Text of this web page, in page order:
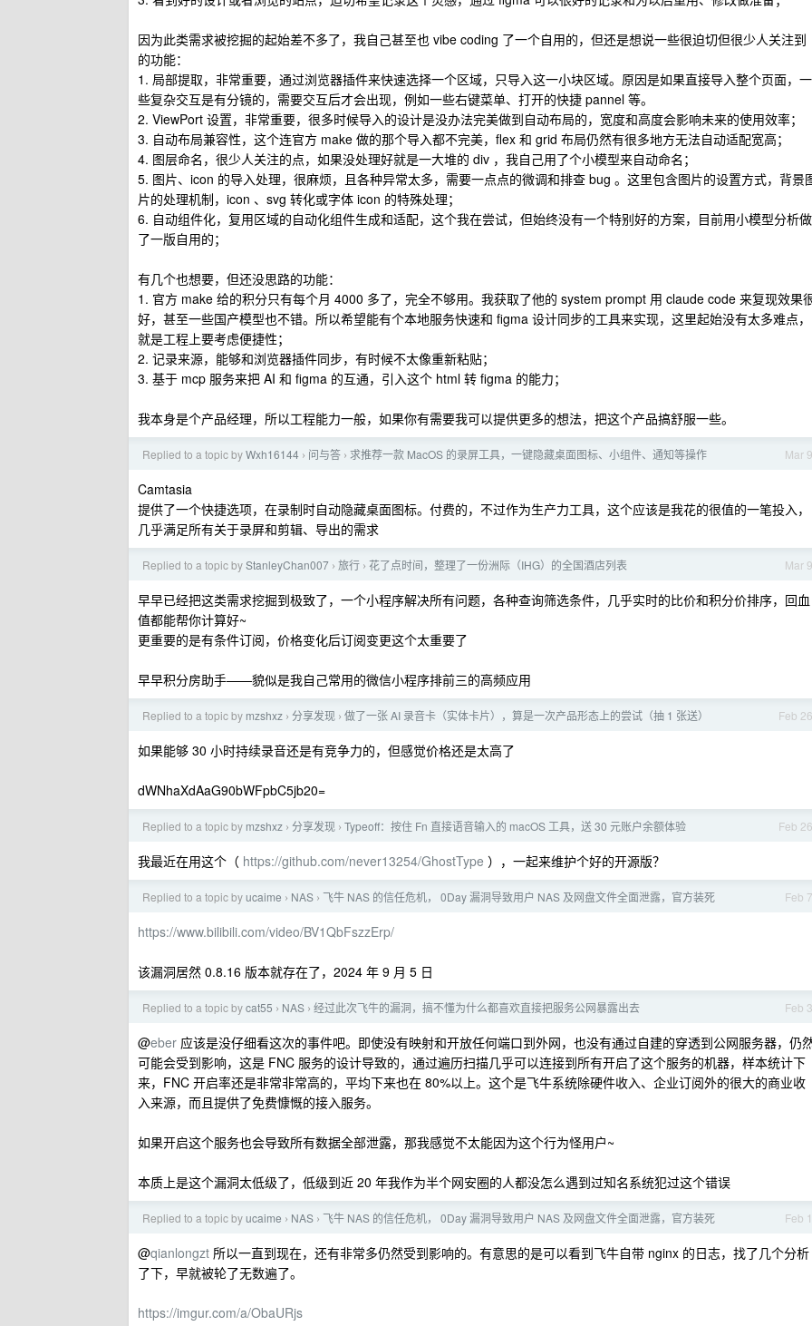
因为此类需求被挖掘的起始差不多了，我自己甚至也 vibe coding 了一个自用的，但还是想说一些很迫切但很少人关注到
的功能：
1. 局部提取，非常重要，通过浏览器插件来快速选择一个区域，只导入这一小块区域。原因是如果直接导入整个页面，一
些复杂交互是有分镜的，需要交互后才会出现，例如一些右键菜单、打开的快捷 pannel 等。
2. ViewPort 设置，非常重要，很多时候导入的设计是没办法完美做到自动布局的，宽度和高度会影响未来的使用效率；
3. 自动布局兼容性，这个连官方 make 做的那个导入都不完美，flex 和 grid 布局仍然有很多地方无法自动适配宽高；
4. 图层命名，很少人关注的点，如果没处理好就是一大堆的 div ，我自己用了个小模型来自动命名；
5. 图片、icon 的导入处理，很麻烦，且各种异常太多，需要一点点的微调和排查 bug 。这里包含图片的设置方式，背景
片的处理机制，icon 、svg 转化或字体 icon 的特殊处理；
6. 自动组件化，复用区域的自动化组件生成和适配，这个我在尝试，但始终没有一个特别好的方案，目前用小模型分析做
了一版自用的；
有几个也想要，但还没思路的功能：
1. 官方 make 给的积分只有每个月 4000 多了，完全不够用。我获取了他的 system prompt 用 claude code 来复现效果
好，甚至一些国产模型也不错。所以希望能有个本地服务快速和 figma 设计同步的工具来实现，这里起始没有太多难点，
就是工程上要考虑便捷性；
2. 记录来源，能够和浏览器插件同步，有时候不太像重新粘贴；
3. 基于 mcp 服务来把 AI 和 figma 的互通，引入这个 html 转 figma 的能力；
我本身是个产品经理，所以工程能力一般，如果你有需要我可以提供更多的想法，把这个产品搞舒服一些。
Mar 9
Replied to a topic byWxh16144 › 问与答 › 求推荐一款 MacOS 的录屏工具，一键隐藏桌面图标、小组件、通知等操作
Camtasia
提供了一个快捷选项，在录制时自动隐藏桌面图标。付费的，不过作为生产力工具，这个应该是我花的很值的一笔投入，
几乎满足所有关于录屏和剪辑、导出的需求
Mar 9
Replied to a topic byStanleyChan007 › 旅行 › 花了点时间，整理了一份洲际（IHG）的全国酒店列表
早早已经把这类需求挖掘到极致了，一个小程序解决所有问题，各种查询筛选条件，几乎实时的比价和积分价排序，回血
值都能帮你计算好~
更重要的是有条件订阅，价格变化后订阅变更这个太重要了
早早积分房助手——貌似是我自己常用的微信小程序排前三的高频应用
Feb 26
Replied to a topic by mzshxz › 分享发现 › 做了一张 AI 录音卡（实体卡片），算是一次产品形态上的尝试（抽 1 张送）
如果能够 30 小时持续录音还是有竞争力的，但感觉价格还是太高了
dWNhaXdAaG90bWFpbC5jb20=
Feb 26
Replied to a topic by mzshxz › 分享发现 › Typeoff：按住 Fn 直接语音输入的 macOS 工具，送 30 元账户余额体验
我最近在用这个（ https://github.com/never13254/GhostType ），一起来维护个好的开源版？
Feb 7
Replied to a topic byucaime › NAS › 飞牛 NAS 的信任危机， 0Day 漏洞导致用户 NAS 及网盘文件全面泄露，官方装死
https://www.bilibili.com/video/BV1QbFszzErp/
该漏洞居然 0.8.16 版本就存在了，2024 年 9 月 5 日
Feb 3
Replied to a topic bycat55 › NAS › 经过此次飞牛的漏洞，搞不懂为什么都喜欢直接把服务公网暴露出去
@eber 应该是没仔细看这次的事件吧。即使没有映射和开放任何端口到外网，也没有通过自建的穿透到公网服务器，仍
可能会受到影响，这是 FNC 服务的设计导致的，通过遍历扫描几乎可以连接到所有开启了这个服务的机器，样本统计下
来，FNC 开启率还是非常非常高的，平均下来也在 80%以上。这个是飞牛系统除硬件收入、企业订阅外的很大的商业收
入来源，而且提供了免费慷慨的接入服务。
如果开启这个服务也会导致所有数据全部泄露，那我感觉不太能因为这个行为怪用户~
本质上是这个漏洞太低级了，低级到近 20 年我作为半个网安圈的人都没怎么遇到过知名系统犯过这个错误
Feb 1
Replied to a topic byucaime › NAS › 飞牛 NAS 的信任危机， 0Day 漏洞导致用户 NAS 及网盘文件全面泄露，官方装死
@qianlongzt 所以一直到现在，还有非常多仍然受到影响的。有意思的是可以看到飞牛自带 nginx 的日志，找了几个分析
了下，早就被轮了无数遍了。
https://imgur.com/a/ObaURjs